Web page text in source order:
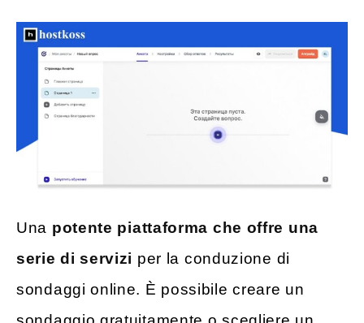
Una potente piattaforma che offre una
serie di servizi per la conduzione di
sondaggi online. È possibile creare un